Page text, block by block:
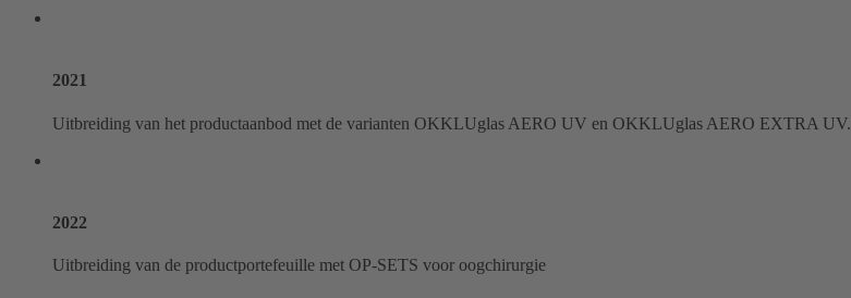
2021
Uitbreiding van het productaanbod met de varianten OKKLUglas AERO UV en OKKLUglas AERO EXTRA UV.
2022
Uitbreiding van de productportefeuille met OP-SETS voor oogchirurgie